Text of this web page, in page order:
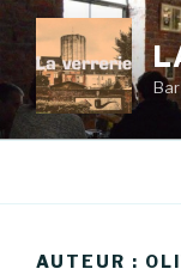
contenu
principal
AUTEUR :